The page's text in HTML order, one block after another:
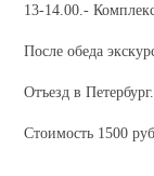
13-14.00.-
После обеда
Отъезд в
Стоимость 1500